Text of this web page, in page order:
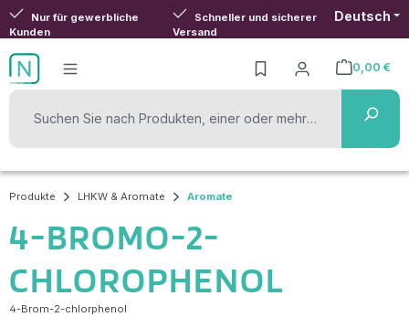
Zum Hauptinhalt springen
Nur für gewerbliche
Kunden
Schneller und sicherer
Versand
Deutsch
0,00 €
Warenkorb
Produkte LHKW & Aromate Aromate
4-BROMO-2-
CHLOROPHENOL
4-Brom-2-chlorphenol